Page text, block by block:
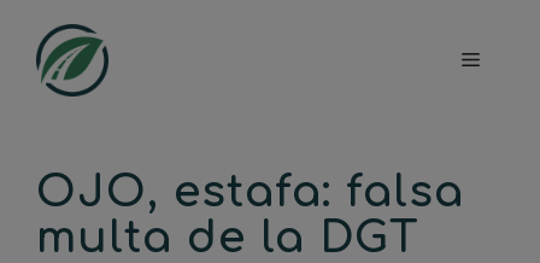
contenido
Menú
OJO, estafa: falsa
multa de la DGT